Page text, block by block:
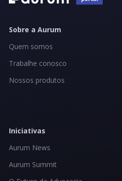
Sobre a Aurum
Quem somos
Trabalhe conosco
Nossos produtos
Iniciativas
Aurum News
Aurum Summit